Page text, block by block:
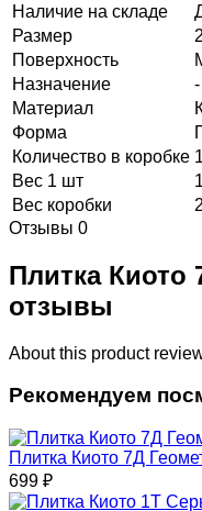
Наличие на складе
Размер
Поверхность
Назначение
Материал
Форма
Количество в коробке
Вес 1 шт
Вес коробки
Отзывы 0
Плитка Киото
отзывы
About this product
Рекомендуем
Плитка Киото 7Д
699 ₽